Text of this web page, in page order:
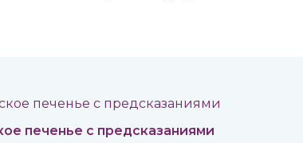
печенье с предсказаниями